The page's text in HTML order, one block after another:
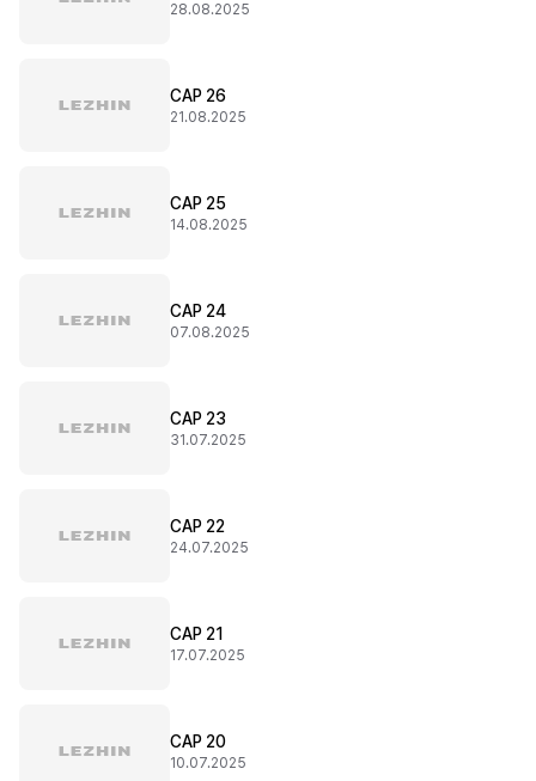
28.08.2025
CAP 26
21.08.2025
CAP 25
14.08.2025
CAP 24
07.08.2025
CAP 23
31.07.2025
CAP 22
24.07.2025
CAP 21
17.07.2025
CAP 20
10.07.2025